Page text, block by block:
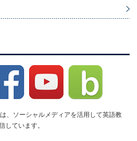
、ソーシャルメディアを活用して英語教
しています。